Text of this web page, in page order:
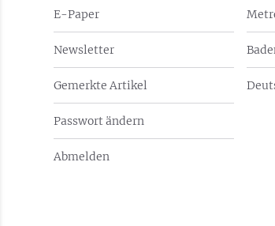
E-Paper
Newsletter
Gemerkte Artikel
Passwort ändern
Abmelden